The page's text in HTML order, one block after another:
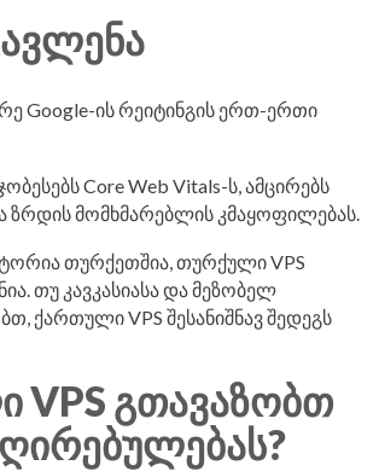
Google-ის რეიტინგის ერთ-ერთი
Core Web Vitals-ს, ამცირებს
ზრდის მომხმარებლის კმაყოფილებას.
თურქეთშია, თურქული VPS
თუ კავკასიასა და მეზობელ
ქართული VPS შესანიშნავ შედეგს
VPS ᲒᲗᲐᲕᲐᲖᲝᲑᲗ